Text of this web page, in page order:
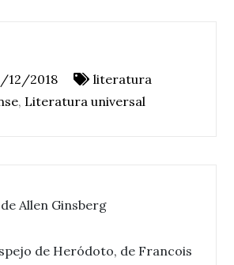
12/2018
literatura
, Literatura universal
Allen Ginsberg
de Heródoto, de Francois